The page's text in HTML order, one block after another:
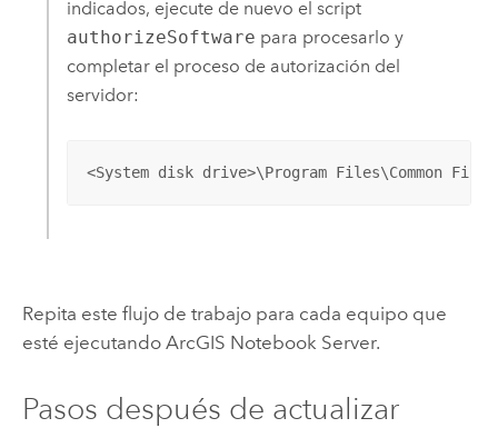
indicados, ejecute de nuevo el script
authorizeSoftware para procesarlo y
completar el proceso de autorización del
servidor:
<System disk drive>\Program Files\Common
Repita este flujo de trabajo para cada equipo que
esté ejecutando ArcGIS Notebook Server.
Pasos después de actualizar